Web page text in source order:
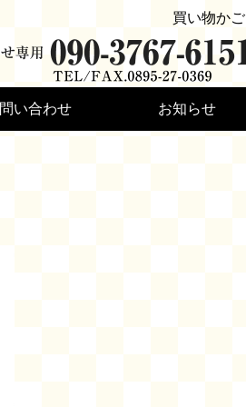
買い物かご
い合わせ お知らせ